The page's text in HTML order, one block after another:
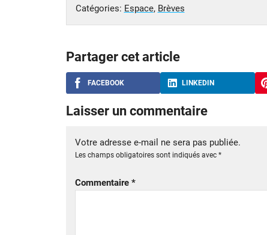
Catégories: Espace, Brèves
Partager cet article
FACEBOOK LINKEDIN
Laisser un commentaire
Votre adresse e-mail ne sera pas publiée.
Les champs obligatoires sont indiqués avec *
Commentaire *